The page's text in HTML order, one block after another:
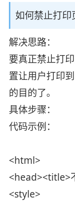
如何禁止打印
解决思路：
要真正禁止打
置让用户打印
的目的了。
具体步骤：
代码示例：
<html>
<head><title>
<style>